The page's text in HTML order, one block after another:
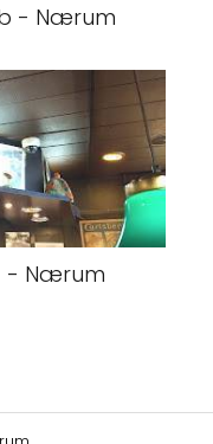
- Nærum
- Nærum